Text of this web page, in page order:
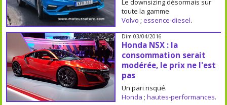
Le downsizing désormais sur
toute la gamme.
Volvo ; essence-diesel.
Dim 03/04/2016
Honda NSX : la
consommation serait
modérée, le prix ne l'est
pas
Un pari risqué.
Honda ; hautes-performances.